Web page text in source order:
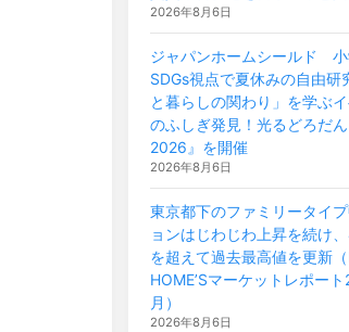
2026年8月6日
ジャパンホームシールド
SDGs視点で夏休みの自由研
と暮らしの関わり」を学ぶ
のふしぎ発見！光るどろだ
2026』を開催
2026年8月6日
東京都下のファミリータイ
ョンはじわじわ上昇を続け
を超えて過去最高値を更新
HOME’Sマーケットレポー
月）
2026年8月6日